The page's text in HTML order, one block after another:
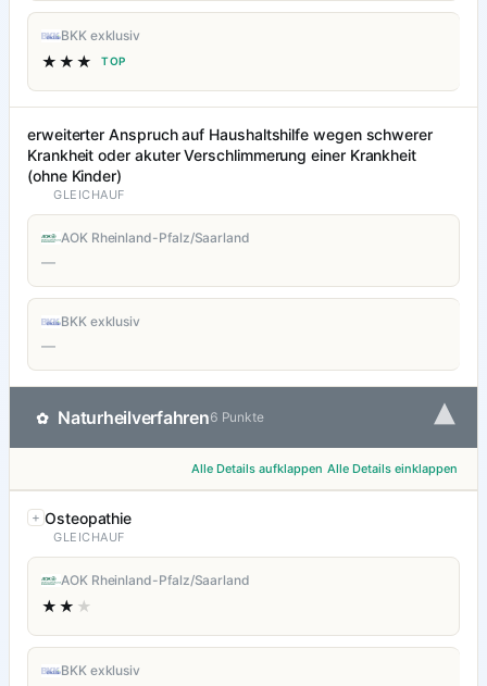
BKK exklusiv
★★★ TOP
erweiterter Anspruch auf Haushaltshilfe wegen schwerer
Krankheit oder akuter Verschlimmerung einer Krankheit
(ohne Kinder)
GLEICHAUF
AOK Rheinland-Pfalz/Saarland
—
BKK exklusiv
—
✿ Naturheilverfahren6 Punkte ▾
Alle Details aufklappen Alle Details einklappen
Osteopathie
GLEICHAUF
AOK Rheinland-Pfalz/Saarland
★★ ★
BKK exklusiv